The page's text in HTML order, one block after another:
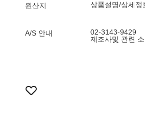
원산지 상품설명/상세정
A/S 안내
02-3143-9429
제조사및 관련